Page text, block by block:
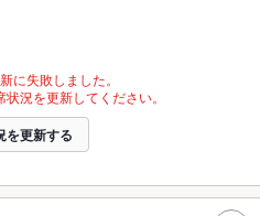
に失敗しました。
況を更新してください。
を更新する